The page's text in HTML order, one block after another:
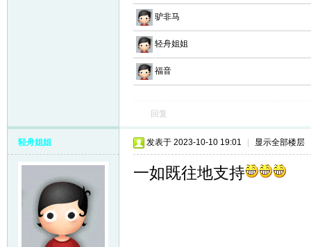
驴非马
轻舟姐姐
福音
回复
轻舟姐姐 发表于 2023-10-10 19:01 显示全部楼层
一如既往地支持